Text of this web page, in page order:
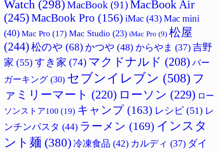
Watch (298)MacBook (91) MacBook Air
(245) MacBook Pro (156) iMac (43)Mac mini
(40) Mac Pro (17) Mac Studio (23) iMac Pro (9) 松屋
(244) 松のや (68) かつや (48) からやま (37)吉野
家 (55) すき家 (74) マクドナルド (208) バー
ガーキング(30) セブンイレブン (508) フ
ァミリーマート (220) ローソン (229) ロー
ソンストア100 (19) キャンプ (163) レシピ (51) レ
ンチンパスタ (44) ラーメン (169) インスタ
ント麺 (380)冷凍食品 (42) カルディ (37) ダイ